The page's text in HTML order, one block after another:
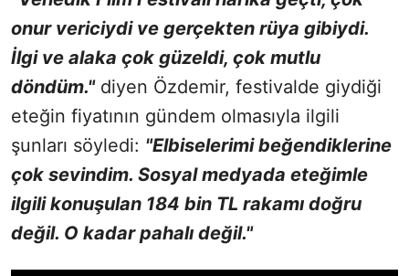
onur vericiydi ve gerçekten rüya gibiydi.
İlgi ve alaka çok güzeldi, çok mutlu
döndüm."diyen Özdemir, festivalde giydiği
eteğin fiyatının gündem olmasıyla ilgili
şunları söyledi: "Elbiselerimi beğendiklerine
çok sevindim. Sosyal medyada eteğimle
ilgili konuşulan 184 bin TL rakamı doğru
değil. O kadar pahalı değil."